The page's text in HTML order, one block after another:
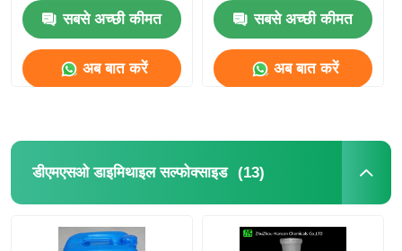
एमएसएम डाइमिथाइल सल्फोन
एमएसएम थोक
एमएसएम पूरक
सबसे अच्छी कीमत
अब बात करें
सबसे अच्छी कीमत
अब बात करें
डीएमएसओ डाइमिथाइल सल्फोक्साइड (13)